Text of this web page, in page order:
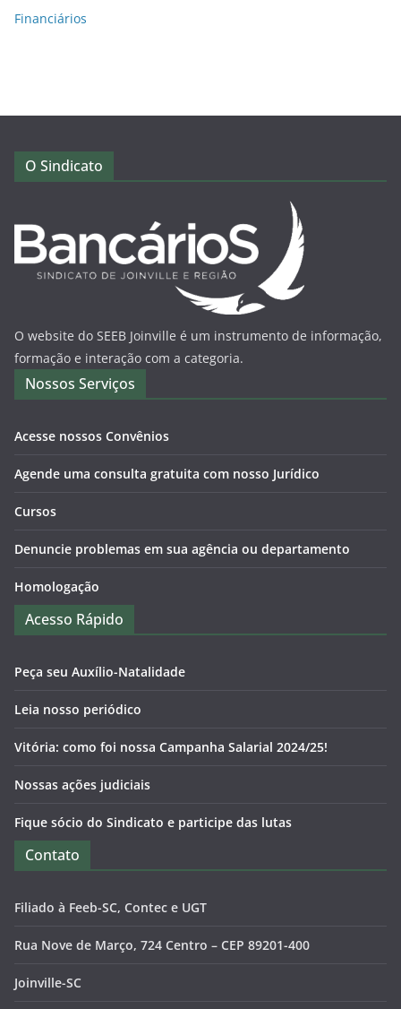
Financiários
O Sindicato
O website do SEEB Joinville é um instrumento de informação,
formação e interação com a categoria.
Nossos Serviços
Acesse nossos Convênios
Agende uma consulta gratuita com nosso Jurídico
Cursos
Denuncie problemas em sua agência ou departamento
Homologação
Acesso Rápido
Peça seu Auxílio-Natalidade
Leia nosso periódico
Vitória: como foi nossa Campanha Salarial 2024/25!
Nossas ações judiciais
Fique sócio do Sindicato e participe das lutas
Contato
Filiado à Feeb-SC, Contec e UGT
Rua Nove de Março, 724 Centro – CEP 89201-400
Joinville-SC